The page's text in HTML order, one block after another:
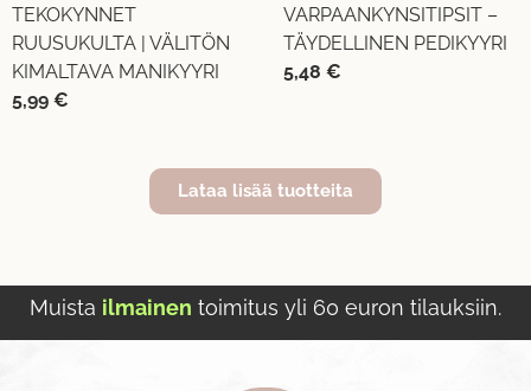
TEKOKYNNET
RUUSUKULTA | VÄLITÖN
KIMALTAVA MANIKYYRI
5,99 €
VARPAANKYNSITIPSIT –
TÄYDELLINEN PEDIKYYRI
5,48 €
Lataa lisää tuotteita
Muista ilmainen toimitus yli 60 euron tilauksiin.